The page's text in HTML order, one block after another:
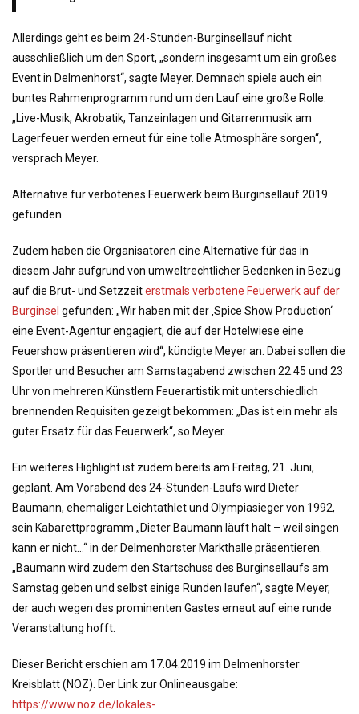
Allerdings geht es beim 24-Stunden-Burginsellauf nicht
ausschließlich um den Sport, „sondern insgesamt um ein großes
Event in Delmenhorst“, sagte Meyer. Demnach spiele auch ein
buntes Rahmenprogramm rund um den Lauf eine große Rolle:
„Live-Musik, Akrobatik, Tanzeinlagen und Gitarrenmusik am
Lagerfeuer werden erneut für eine tolle Atmosphäre sorgen“,
versprach Meyer.
Alternative für verbotenes Feuerwerk beim Burginsellauf 2019
gefunden
Zudem haben die Organisatoren eine Alternative für das in
diesem Jahr aufgrund von umweltrechtlicher Bedenken in Bezug
auf die Brut- und Setzzeiterstmals verbotene Feuerwerk auf der
Burginsel gefunden: „Wir haben mit der ‚Spice Show Production‘
eine Event-Agentur engagiert, die auf der Hotelwiese eine
Feuershow präsentieren wird“, kündigte Meyer an. Dabei sollen die
Sportler und Besucher am Samstagabend zwischen 22.45 und 23
Uhr von mehreren Künstlern Feuerartistik mit unterschiedlich
brennenden Requisiten gezeigt bekommen: „Das ist ein mehr als
guter Ersatz für das Feuerwerk“, so Meyer.
Ein weiteres Highlight ist zudem bereits am Freitag, 21. Juni,
geplant. Am Vorabend des 24-Stunden-Laufs wird Dieter
Baumann, ehemaliger Leichtathlet und Olympiasieger von 1992,
sein Kabarettprogramm „Dieter Baumann läuft halt – weil singen
kann er nicht…“ in der Delmenhorster Markthalle präsentieren.
„Baumann wird zudem den Startschuss des Burginsellaufs am
Samstag geben und selbst einige Runden laufen“, sagte Meyer,
der auch wegen des prominenten Gastes erneut auf eine runde
Veranstaltung hofft.
Dieser Bericht erschien am 17.04.2019 im Delmenhorster
Kreisblatt (NOZ). Der Link zur Onlineausgabe:
https://www.noz.de/lokales-